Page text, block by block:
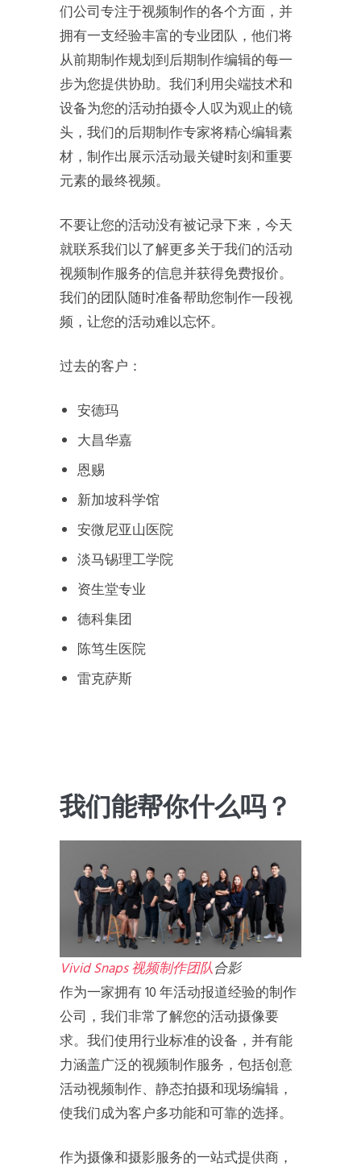
们公司专注于视频制作的各个方面，并
拥有一支经验丰富的专业团队，他们将
从前期制作规划到后期制作编辑的每一
步为您提供协助。我们利用尖端技术和
设备为您的活动拍摄令人叹为观止的镜
头，我们的后期制作专家将精心编辑素
材，制作出展示活动最关键时刻和重要
元素的最终视频。
不要让您的活动没有被记录下来，今天
就联系我们以了解更多关于我们的活动
视频制作服务的信息并获得免费报价。
我们的团队随时准备帮助您制作一段视
频，让您的活动难以忘怀。
过去的客户：
安德玛
大昌华嘉
恩赐
新加坡科学馆
安微尼亚山医院
淡马锡理工学院
资生堂专业
德科集团
陈笃生医院
雷克萨斯
我们能帮你什么吗？
Vivid Snaps 视频制作团队合影
作为一家拥有 10 年活动报道经验的制作
公司，我们非常了解您的活动摄像要
求。我们使用行业标准的设备，并有能
力涵盖广泛的视频制作服务，包括创意
活动视频制作、静态拍摄和现场编辑，
使我们成为客户多功能和可靠的选择。
作为摄像和摄影服务的一站式提供商，